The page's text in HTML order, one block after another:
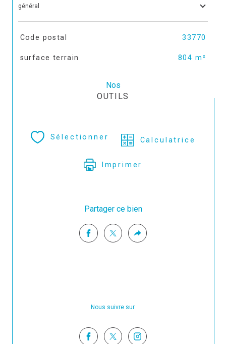
général
TRAD_SIROCCO_Caracteristique
Code postal 33770
surface terrain 804 m²
Nos
OUTILS
Sélectionner Calculatrice
Imprimer
Partager ce bien
Nous suivre sur